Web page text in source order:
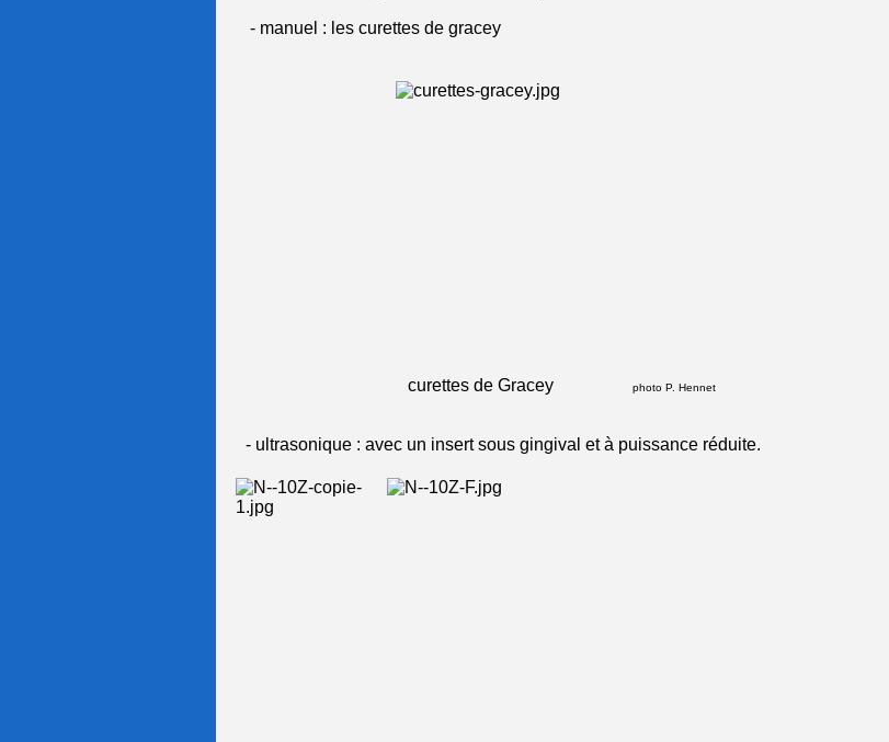
- manuel : les curettes de gracey
curettes de Gracey photo P. Hennet
- ultrasonique : avec un insert sous gingival et à puissance réduite.